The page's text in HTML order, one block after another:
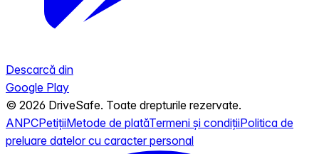
Descarcă din
Google Play
© 2026 DriveSafe. Toate drepturile rezervate.
ANPCPetițiiMetode de platăTermeni și condițiiPolitica de
preluare datelor cu caracter personal